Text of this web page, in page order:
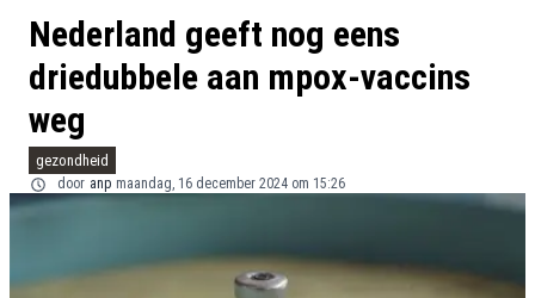
Nederland geeft nog eens
driedubbele aan mpox-vaccins
weg
gezondheid
door anp maandag, 16 december 2024 om 15:26